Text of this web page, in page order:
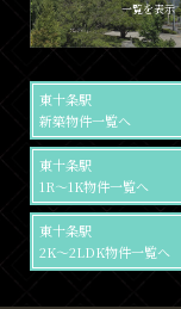
一覧を表示
東十条駅
新築物件一覧へ
東十条駅
1R～1K物件一覧へ
東十条駅
2K～2LDK物件一覧へ